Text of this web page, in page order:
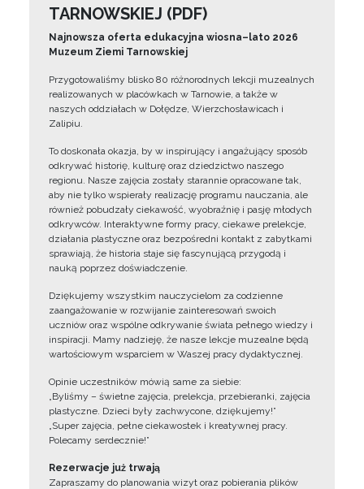
TARNOWSKIEJ (PDF)
Najnowsza oferta edukacyjna wiosna–lato 2026
Muzeum Ziemi Tarnowskiej
Przygotowaliśmy blisko 80 różnorodnych lekcji muzealnych
realizowanych w placówkach w Tarnowie, a także w
naszych oddziałach w Dołędze, Wierzchosławicach i
Zalipiu.
To doskonała okazja, by w inspirujący i angażujący sposób
odkrywać historię, kulturę oraz dziedzictwo naszego
regionu. Nasze zajęcia zostały starannie opracowane tak,
aby nie tylko wspierały realizację programu nauczania, ale
również pobudzały ciekawość, wyobraźnię i pasję młodych
odkrywców. Interaktywne formy pracy, ciekawe prelekcje,
działania plastyczne oraz bezpośredni kontakt z zabytkami
sprawiają, że historia staje się fascynującą przygodą i
nauką poprzez doświadczenie.
Dziękujemy wszystkim nauczycielom za codzienne
zaangażowanie w rozwijanie zainteresowań swoich
uczniów oraz wspólne odkrywanie świata pełnego wiedzy i
inspiracji. Mamy nadzieję, że nasze lekcje muzealne będą
wartościowym wsparciem w Waszej pracy dydaktycznej.
Opinie uczestników mówią same za siebie:
„Byliśmy – świetne zajęcia, prelekcja, przebieranki, zajęcia
plastyczne. Dzieci były zachwycone, dziękujemy!”
„Super zajęcia, pełne ciekawostek i kreatywnej pracy.
Polecamy serdecznie!”
Rezerwacje już trwają
Zapraszamy do planowania wizyt oraz pobierania plików